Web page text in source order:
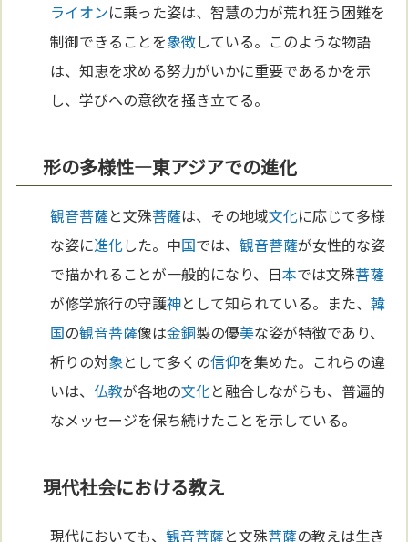
ライオンに乗った姿は、智慧の力が荒れ狂う困難を
制御できることを象徴している。このような物語
は、知恵を求める努力がいかに重要であるかを示
し、学びへの意欲を掻き立てる。
形の多様性—東アジアでの進化
観音菩薩と文殊菩薩は、その地域文化に応じて多様
な姿に進化した。中国では、観音菩薩が女性的な姿
で描かれることが一般的になり、日本では文殊菩薩
が修学旅行の守護神として知られている。また、韓
国の観音菩薩像は金銅製の優美な姿が特徴であり、
祈りの対象として多くの信仰を集めた。これらの違
いは、仏教が各地の文化と融合しながらも、普遍的
なメッセージを保ち続けたことを示している。
現代社会における教え
現代においても、観音菩薩と文殊菩薩の教えは生き